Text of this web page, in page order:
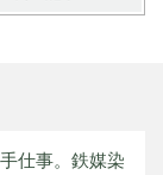
仕事。鉄媒染